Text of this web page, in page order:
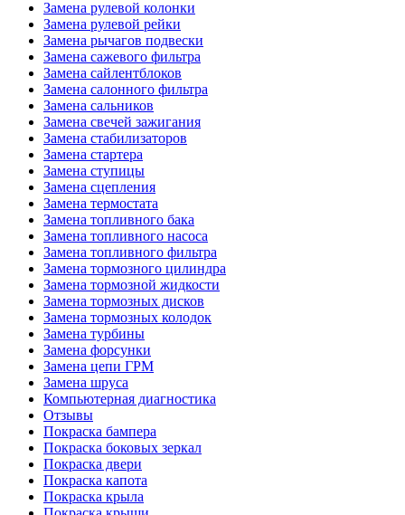
Замена рулевой колонки
Замена рулевой рейки
Замена рычагов подвески
Замена сажевого фильтра
Замена сайлентблоков
Замена салонного фильтра
Замена сальников
Замена свечей зажигания
Замена стабилизаторов
Замена стартера
Замена ступицы
Замена сцепления
Замена термостата
Замена топливного бака
Замена топливного насоса
Замена топливного фильтра
Замена тормозного цилиндра
Замена тормозной жидкости
Замена тормозных дисков
Замена тормозных колодок
Замена турбины
Замена форсунки
Замена цепи ГРМ
Замена шруса
Компьютерная диагностика
Отзывы
Покраска бампера
Покраска боковых зеркал
Покраска двери
Покраска капота
Покраска крыла